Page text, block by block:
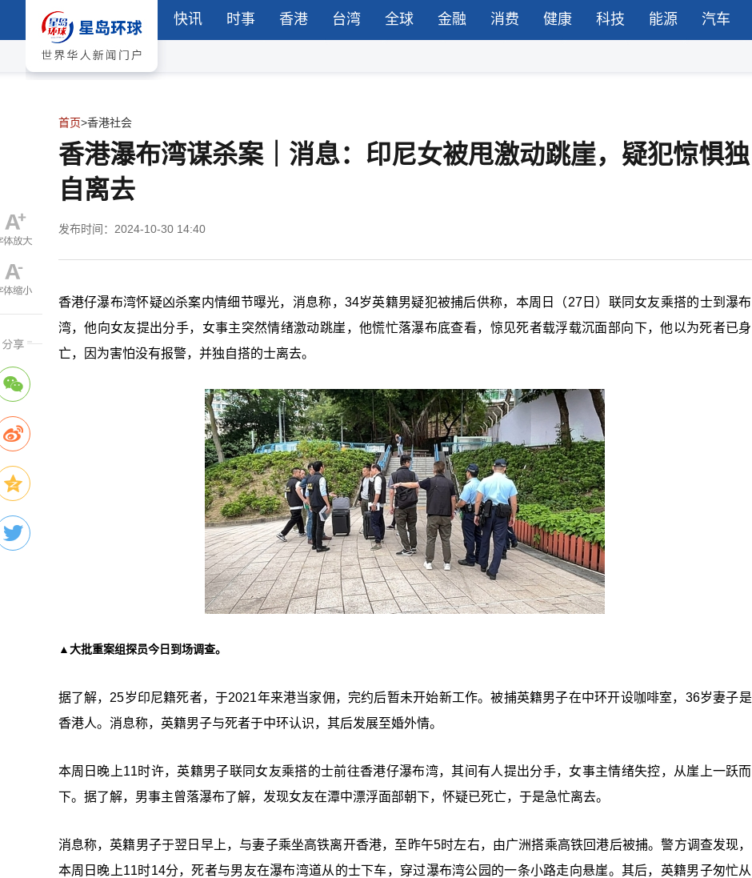
快讯 时事 香港 台湾 全球 金融 消费 健康 科技 能源 汽车
首页>香港社会
香港瀑布湾谋杀案｜消息：印尼女被甩激动跳崖，疑犯惊惧独
自离去
发布时间：2024-10-30 14:40
香港仔瀑布湾怀疑凶杀案内情细节曝光，消息称，34岁英籍男疑犯被捕后供称，本周日（27日）联同女友乘搭的士到瀑布
湾，他向女友提出分手，女事主突然情绪激动跳崖，他慌忙落瀑布底查看，惊见死者载浮载沉面部向下，他以为死者已身
亡，因为害怕没有报警，并独自搭的士离去。
▲大批重案组探员今日到场调查。
据了解，25岁印尼籍死者，于2021年来港当家佣，完约后暂未开始新工作。被捕英籍男子在中环开设咖啡室，36岁妻子是
香港人。消息称，英籍男子与死者于中环认识，其后发展至婚外情。
本周日晚上11时许，英籍男子联同女友乘搭的士前往香港仔瀑布湾，其间有人提出分手，女事主情绪失控，从崖上一跃而
下。据了解，男事主曾落瀑布了解，发现女友在潭中漂浮面部朝下，怀疑已死亡，于是急忙离去。
消息称，英籍男子于翌日早上，与妻子乘坐高铁离开香港，至昨午5时左右，由广洲搭乘高铁回港后被捕。警方调查发现，
本周日晚上11时14分，死者与男友在瀑布湾道从的士下车，穿过瀑布湾公园的一条小路走向悬崖。其后，英籍男子匆忙从